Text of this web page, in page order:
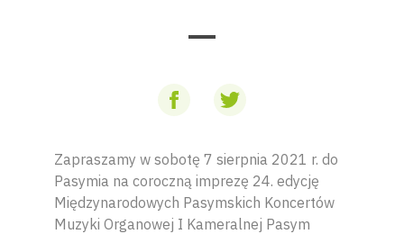
Zapraszamy w sobotę 7 sierpnia 2021 r. do
Pasymia na coroczną imprezę 24. edycję
Międzynarodowych Pasymskich Koncertów
Muzyki Organowej I Kameralnej Pasym